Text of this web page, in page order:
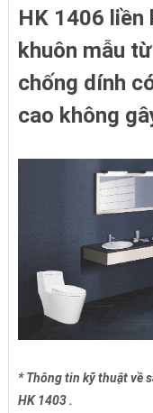
HK 1406
khuôn mẫu
chống dính
cao không
* Thông tin kỹ thuật về
HK 1403 .